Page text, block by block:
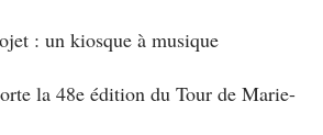
: un kiosque à musique
la 48e édition du Tour de Marie-